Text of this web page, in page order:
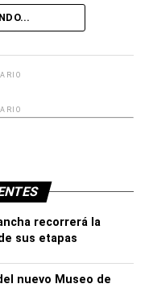
recorrerá la
sus etapas
nuevo Museo de